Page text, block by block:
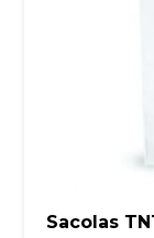
Sacolas